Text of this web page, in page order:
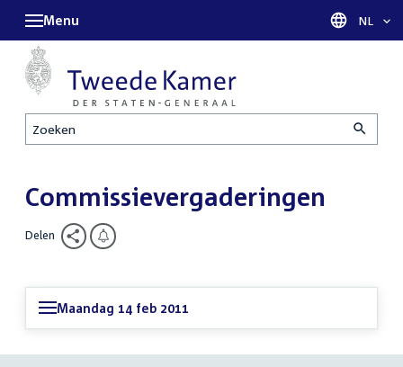
Zoeken
Menu Taal
NL
Commissievergaderingen
Delen
Maandag 14 feb 2011